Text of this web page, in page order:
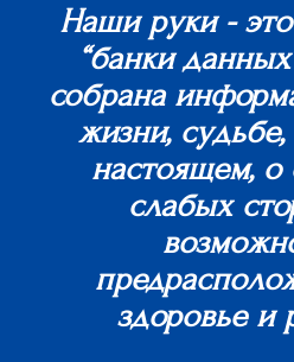
Наши руки -
“банки
собрана
жизни,
настоящем,
слабых
здоровье и